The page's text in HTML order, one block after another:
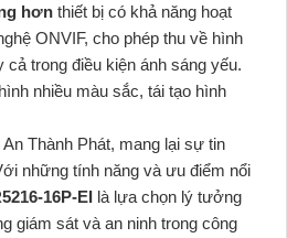
hơn thiết bị có khả năng hoạt
ONVIF, cho phép thu về hình
cả trong điều kiện ánh sáng yếu.
nhiều màu sắc, tái tạo hình
Thành Phát, mang lại sự tin
những tính năng và ưu điểm nổi
16P-EI là lựa chọn lý tưởng
giám sát và an ninh trong công